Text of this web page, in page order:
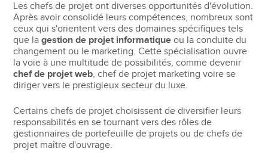
Les chefs de projet ont diverses opportunités d'évolution.
Après avoir consolidé leurs compétences, nombreux sont
ceux qui s'orientent vers des domaines spécifiques tels
que lagestion de projet informatique ou la conduite du
changement ou le marketing. Cette spécialisation ouvre
la voie à une multitude de possibilités, comme devenir
chef de projet web, chef de projet marketing voire se
diriger vers le prestigieux secteur du luxe.
Certains chefs de projet choisissent de diversifier leurs
responsabilités en se tournant vers des rôles de
gestionnaires de portefeuille de projets ou de chefs de
projet maître d'ouvrage.